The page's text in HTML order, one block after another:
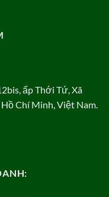
ấp Thới Tứ, Xã
Chí Minh, Việt Nam.